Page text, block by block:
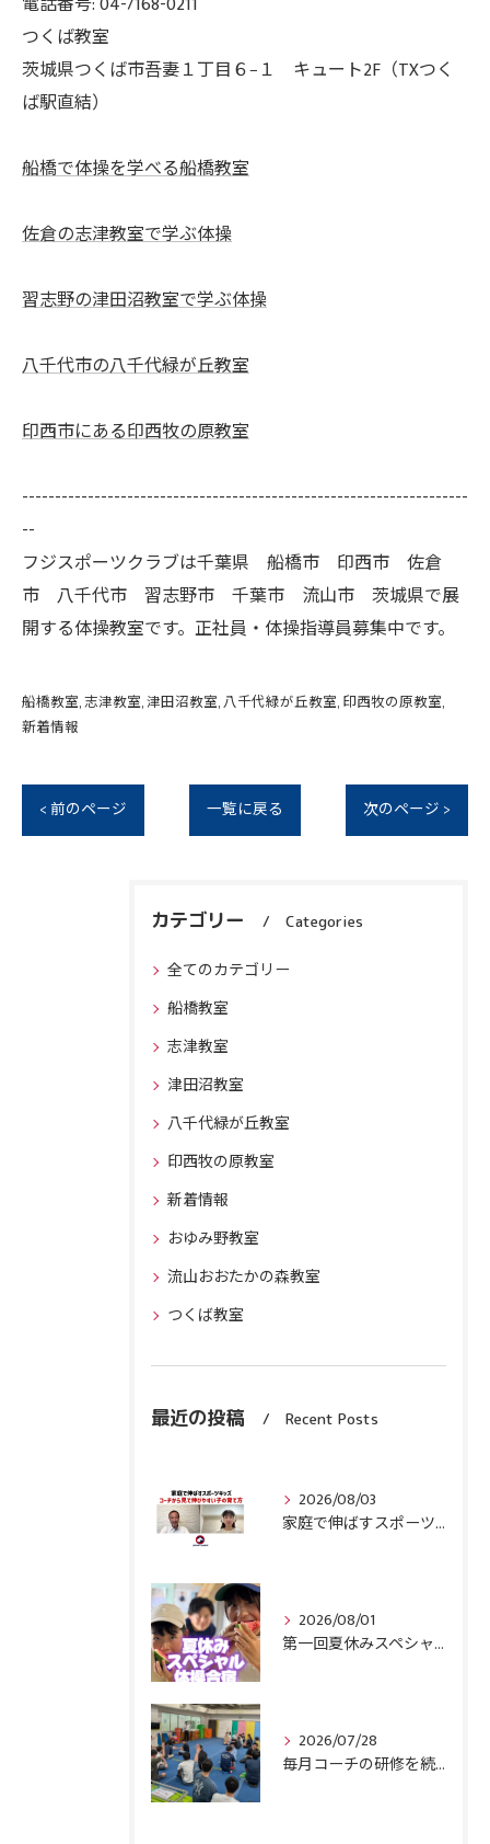
つくば教室
茨城県つくば市吾妻１丁目６−１ キュート2F（TXつく
ば駅直結）
船橋で体操を学べる船橋教室
佐倉の志津教室で学ぶ体操
習志野の津田沼教室で学ぶ体操
八千代市の八千代緑が丘教室
印西市にある印西牧の原教室
--------------------------------------------------------------------
--
フジスポーツクラブは千葉県 船橋市 印西市 佐倉
市 八千代市 習志野市 千葉市 流山市 茨城県で展
開する体操教室です。正社員・体操指導員募集中です。
船橋教室 志津教室 津田沼教室 八千代緑が丘教室 印西牧の原教室
新着情報
< 前のページ 一覧に戻る 次のページ >
カテゴリー Categories
全てのカテゴリー
船橋教室
志津教室
津田沼教室
八千代緑が丘教室
印西牧の原教室
新着情報
おゆみ野教室
流山おおたかの森教室
つくば教室
最近の投稿 Recent Posts
2026/08/03
家庭で伸ばすスポーツキッズ『コーチから見て伸びやすい子』の育て方
2026/08/01
第一回夏休みスペシャル体操合宿終了！
2026/07/28
毎月コーチの研修を続けます！